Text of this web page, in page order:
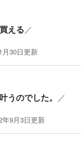
える／
月30日更新
うのでした。 ／
年9月3日更新